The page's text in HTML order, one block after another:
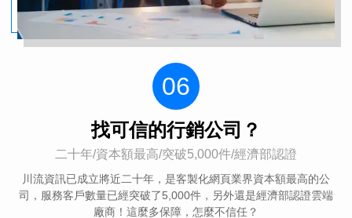
06
找可信的行銷公司？
二十年/資本額最高/突破5,000件/經濟部認證
川流資訊已成立將近二十年，是客製化網頁業界資本額最高的公
司，服務客戶數量已經突破了5,000件，另外還是經濟部認證雲端
廠商！這麼多保障，怎麼不信任？
2
1
0
0
9
8
7
5
0
9
8
4
3
2
6
4
3
3
2
7
60